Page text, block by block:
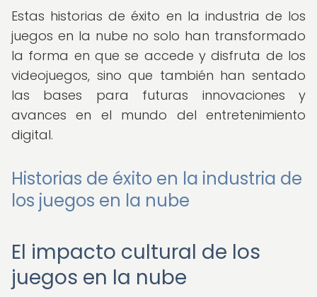
Estas historias de éxito en la industria de los
juegos en la nube no solo han transformado
la forma en que se accede y disfruta de los
videojuegos, sino que también han sentado
las bases para futuras innovaciones y
avances en el mundo del entretenimiento
digital.
Historias de éxito en la industria de
los juegos en la nube
El impacto cultural de los
juegos en la nube